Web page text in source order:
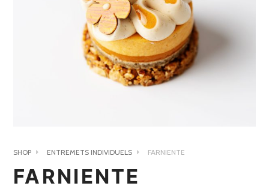
SHOP ENTREMETS INDIVIDUELS FARNIENTE
FARNIENTE